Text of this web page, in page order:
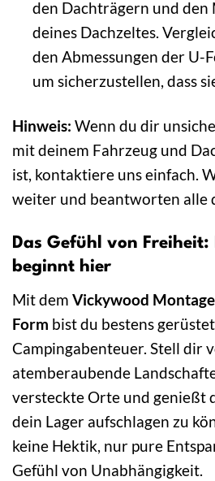
den Dachträgern und den
deines Dachzeltes.
den Abmessungen der U-
um sicherzustellen, dass
Hinweis: Wenn du dir
mit deinem Fahrzeug und
ist, kontaktiere uns einfach.
weiter und beantworten alle
Das Gefühl von
beginnt hier
Mit dem Vickywood
Form bist du bestens
Campingabenteuer. Stell dir
atemberaubende
versteckte Orte und genießt
dein Lager aufschlagen zu
keine Hektik, nur pure
Gefühl von Unabhängigkeit.